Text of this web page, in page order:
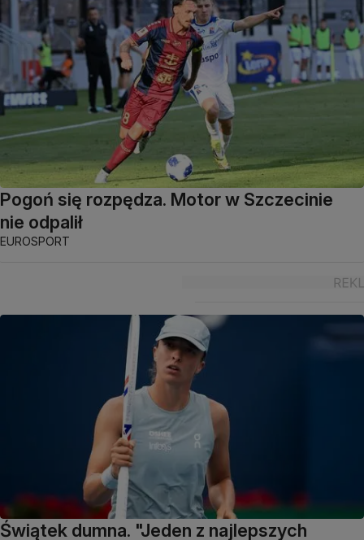
Pogoń się rozpędza. Motor w Szczecinie
nie odpalił
EUROSPORT
Świątek dumna. "Jeden z najlepszych